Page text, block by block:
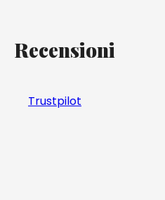
Recensioni
Trustpilot